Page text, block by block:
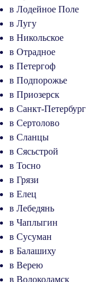
в Лодейное Поле
в Лугу
в Никольское
в Отрадное
в Петергоф
в Подпорожье
в Приозерск
в Санкт-Петербург
в Сертолово
в Сланцы
в Сясьстрой
в Тосно
в Грязи
в Елец
в Лебедянь
в Чаплыгин
в Сусуман
в Балашиху
в Верею
в Волоколамск